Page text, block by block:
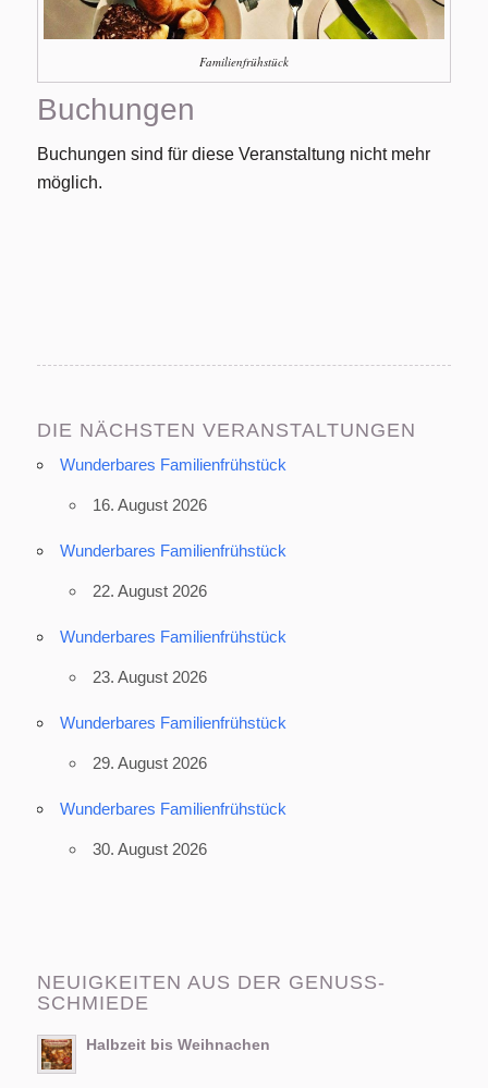
Familienfrühstück
Buchungen
Buchungen sind für diese Veranstaltung nicht mehr
möglich.
DIE NÄCHSTEN VERANSTALTUNGEN
Wunderbares Familienfrühstück
16. August 2026
Wunderbares Familienfrühstück
22. August 2026
Wunderbares Familienfrühstück
23. August 2026
Wunderbares Familienfrühstück
29. August 2026
Wunderbares Familienfrühstück
30. August 2026
NEUIGKEITEN AUS DER GENUSS-
SCHMIEDE
Halbzeit bis Weihnachen